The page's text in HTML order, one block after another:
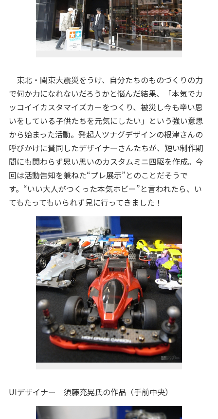
東北・関東大震災をうけ、自分たちのものづくりの力
で何か力になれないだろうかと悩んだ結果、「本気でカ
ッコイイカスタマイズカーをつくり、被災し今も辛い思
いをしている子供たちを元気にしたい」という強い意思
から始まった活動。発起人ツナグデザインの根津さんの
呼びかけに賛同したデザイナーさんたちが、短い制作期
間にも関わらず思い思いのカスタムミニ四駆を作成。今
回は活動告知を兼ねた“プレ展示”とのことだそうで
す。“いい大人がつくった本気ホビー”と言われたら、い
てもたってもいられず見に行ってきました！
UIデザイナー 須藤充晃氏の作品（手前中央）